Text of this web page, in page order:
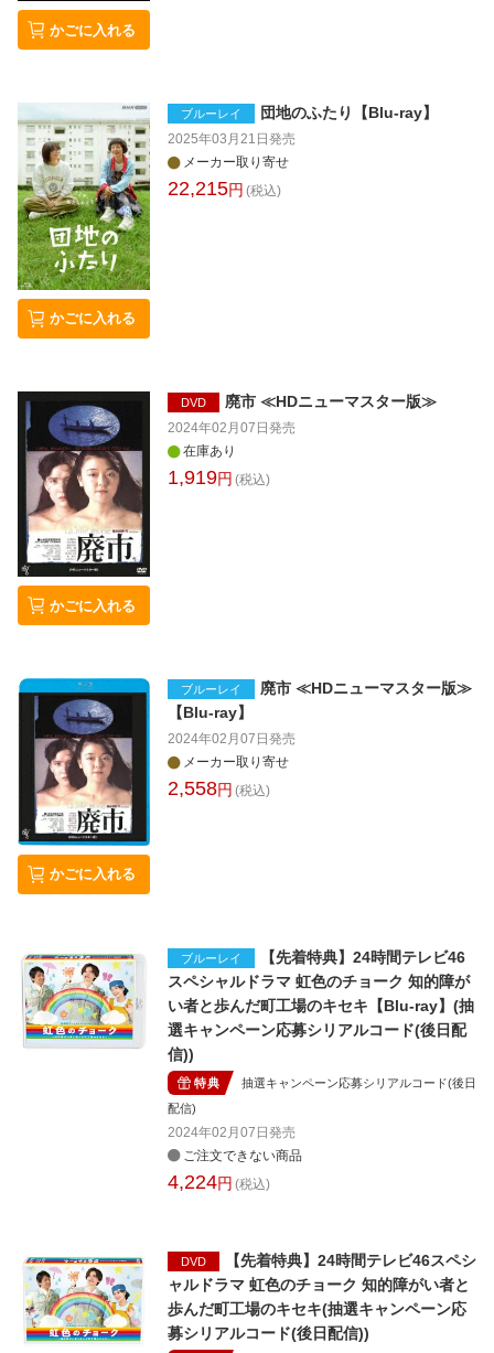
かごに入れる
かごに入れる
ブルーレイ 団地のふたり【Blu-ray】
2025年03月21日 発売
メーカー取り寄せ
22,215円 (税込)
かごに入れる
DVD 廃市 ≪HDニューマスター版≫
2024年02月07日発売
在庫あり
1,919円 (税込)
かごに入れる
ブルーレイ
廃市 ≪HDニューマスター版≫
【Blu-ray】
2024年02月07日 発売
メーカー取り寄せ
2,558円 (税込)
ブルーレイ
【先着特典】24時間テレビ46
スペシャルドラマ 虹色のチョーク 知的障が
い者と歩んだ町工場のキセキ【Blu-ray】(抽
選キャンペーン応募シリアルコード(後日配
信))
特典
抽選キャンペーン応募シリアルコード(後日
配信)
2024年02月07日発売
ご注文できない商品
4,224円 (税込)
DVD
【先着特典】24時間テレビ46スペシ
ャルドラマ 虹色のチョーク 知的障がい者と
歩んだ町工場のキセキ(抽選キャンペーン応
募シリアルコード(後日配信))